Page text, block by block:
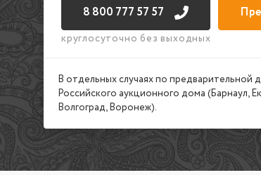
8 800 777 57 57
круглосуточно без выходных
В отдельных случаях по
Российского аукционного дома (Барнаул,
Волгоград, Воронеж).